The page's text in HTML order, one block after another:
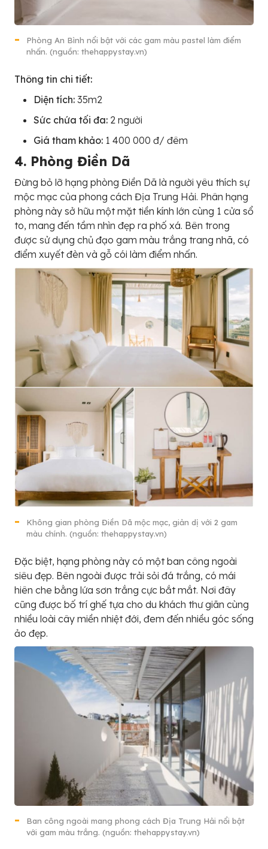
Phòng An Bình nổi bật với các gam màu pastel làm điểm
nhấn. (nguồn: thehappystay.vn)
Thông tin chi tiết:
Diện tích: 35m2
Sức chứa tối đa: 2 người
Giá tham khảo: 1 400 000 đ/ đêm
4. Phòng Điền Dã
Đừng bỏ lỡ hạng phòng Điền Dã là người yêu thích sự
mộc mạc của phong cách Địa Trung Hải. Phân hạng
phòng này sở hữu một mặt tiền kính lớn cùng 1 cửa sổ
to, mang đến tầm nhìn đẹp ra phố xá. Bên trong
được sử dụng chủ đạo gam màu trắng trang nhã, có
điểm xuyết đèn và gỗ cói làm điểm nhấn.
Không gian phòng Điền Dã mộc mạc, giản dị với 2 gam
màu chính. (nguồn: thehappystay.vn)
Đặc biệt, hạng phòng này có một ban công ngoài
siêu đẹp. Bên ngoài được trải sỏi đá trắng, có mái
hiên che bằng lứa sơn trắng cực bắt mắt. Nơi đây
cũng được bố trí ghế tựa cho du khách thư giãn cùng
nhiều loài cây miền nhiệt đới, đem đến nhiều góc sống
ảo đẹp.
Ban công ngoài mang phong cách Địa Trung Hải nổi bật
với gam màu trắng. (nguồn: thehappystay.vn)